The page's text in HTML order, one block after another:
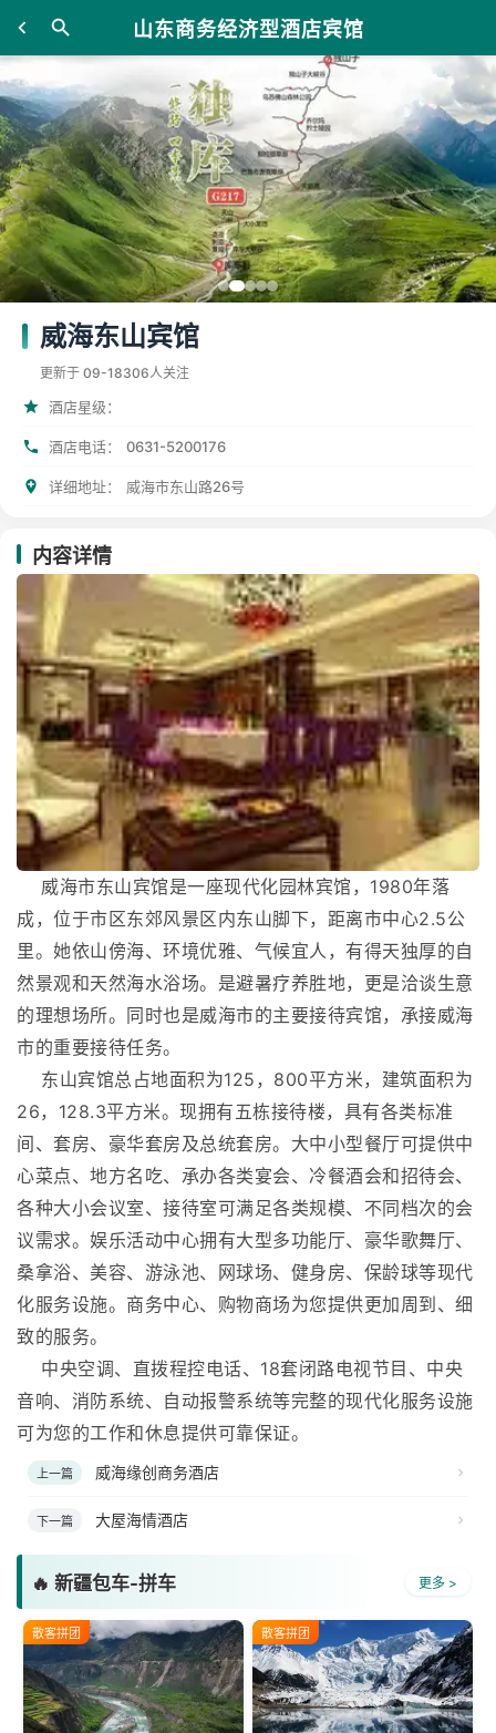
山东商务经济型酒店宾馆
威海东山宾馆
更新于 09-18306人关注
酒店星级：
酒店电话： 0631-5200176
详细地址： 威海市东山路26号
内容详情
威海市东山宾馆是一座现代化园林宾馆，1980年落
成，位于市区东郊风景区内东山脚下，距离市中心2.5公
里。她依山傍海、环境优雅、气候宜人，有得天独厚的自
然景观和天然海水浴场。是避暑疗养胜地，更是洽谈生意
的理想场所。同时也是威海市的主要接待宾馆，承接威海
市的重要接待任务。
东山宾馆总占地面积为125，800平方米，建筑面积为
26，128.3平方米。现拥有五栋接待楼，具有各类标准
间、套房、豪华套房及总统套房。大中小型餐厅可提供中
心菜点、地方名吃、承办各类宴会、冷餐酒会和招待会、
各种大小会议室、接待室可满足各类规模、不同档次的会
议需求。娱乐活动中心拥有大型多功能厅、豪华歌舞厅、
桑拿浴、美容、游泳池、网球场、健身房、保龄球等现代
化服务设施。商务中心、购物商场为您提供更加周到、细
致的服务。
中央空调、直拨程控电话、18套闭路电视节目、中央
音响、消防系统、自动报警系统等完整的现代化服务设施
可为您的工作和休息提供可靠保证。
上一篇 威海缘创商务酒店
下一篇 大屋海情酒店
🔥 新疆包车-拼车 更多 >
散客拼团 散客拼团